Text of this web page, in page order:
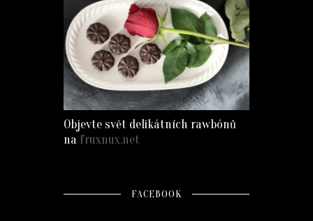
Objevte svět delikátních rawbónů
na fruxnux.net
FACEBOOK